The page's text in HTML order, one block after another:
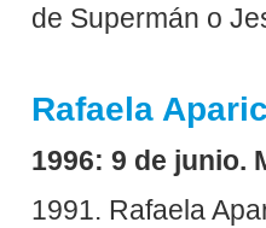
de Supermán o
Rafaela
1996: 9 de junio.
1991. Rafaela